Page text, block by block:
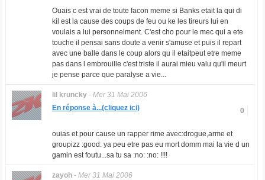
Ouais c est vrai de toute facon meme si Banks etait la qui di
kil est la cause des coups de feu ou ke les tireurs lui en
voulais a lui personnelment. C'est cho pour le mec qui a ete
touche il pensai sans doute a venir s'amuse et puis il repart
avec une balle dans le coup alors qu il etaitpeut etre meme
pas dans l embrouille c'est triste il aurai mieu valu qu'il meurt
je pense parce que paralyse a vie...
lil kruncky- Mer 31 Mai 2006
0
En réponse à...(cliquez ici)
ouias et pour cause un rapper rime avec:drogue,arme et
groupizz :good: ya peu etre pas eu mort domm mai la vie d un
gamin est foutu...sa tu sa :no: :no: !!!!
zayoh- Mer 31 Mai 2006